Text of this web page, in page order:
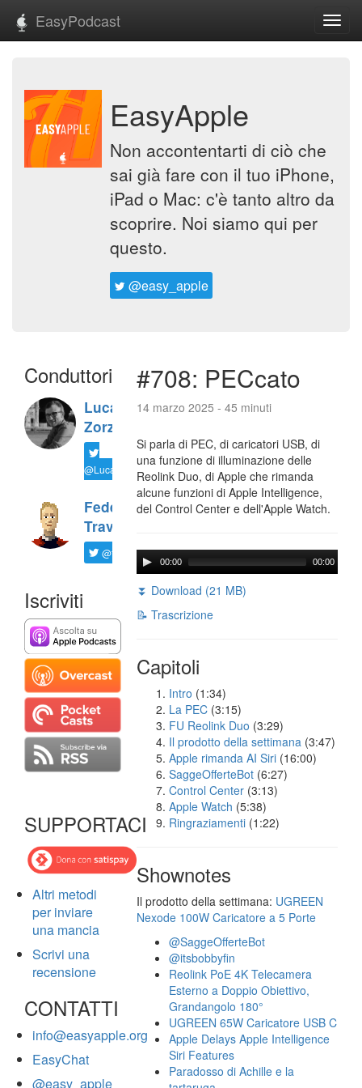
EasyPodcast
EasyApple
Non accontentarti di ciò che
sai già fare con il tuo iPhone,
iPad o Mac: c'è tanto altro da
scoprire. Noi siamo qui per
questo.
@easy_apple
Conduttori
Luca
Zorzi
@LucaTNT
Federico
Travaini
@ftrava
Iscriviti
SUPPORTACI
Altri metodi
per inviare
una mancia
Scrivi una
recensione
CONTATTI
info@easyapple.org
EasyChat
@easy_apple
#708: PECcato
14 marzo 2025 - 45 minuti
Si parla di PEC, di caricatori USB, di
una funzione di illuminazione delle
Reolink Duo, di Apple che rimanda
alcune funzioni di Apple Intelligence,
del Control Center e dell'Apple Watch.
00:00 00:00
⏬ Download (21 MB)
📝 Trascrizione
Capitoli
Intro (1:34)
La PEC (3:15)
FU Reolink Duo (3:29)
Il prodotto della settimana (3:47)
Apple rimanda AI Siri (16:00)
SaggeOfferteBot (6:27)
Control Center (3:13)
Apple Watch (5:38)
Ringraziamenti (1:22)
Shownotes
Il prodotto della settimana: UGREEN
Nexode 100W Caricatore a 5 Porte
@SaggeOfferteBot
@itsbobbyfin
Reolink PoE 4K Telecamera
Esterno a Doppio Obiettivo,
Grandangolo 180°
UGREEN 65W Caricatore USB C
Apple Delays Apple Intelligence
Siri Features
Paradosso di Achille e la